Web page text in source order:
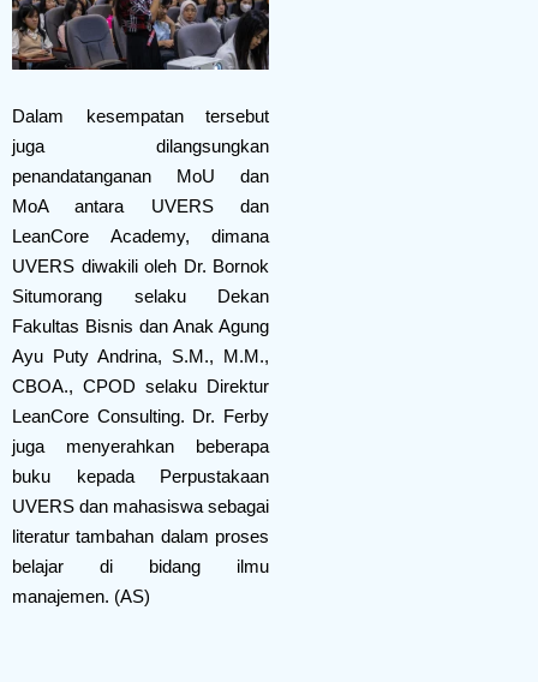
Dalam kesempatan tersebut
juga dilangsungkan
penandatanganan MoU dan
MoA antara UVERS dan
LeanCore Academy, dimana
UVERS diwakili oleh Dr. Bornok
Situmorang selaku Dekan
Fakultas Bisnis dan Anak Agung
Ayu Puty Andrina, S.M., M.M.,
CBOA., CPOD selaku Direktur
LeanCore Consulting. Dr. Ferby
juga menyerahkan beberapa
buku kepada Perpustakaan
UVERS dan mahasiswa sebagai
literatur tambahan dalam proses
belajar di bidang ilmu
manajemen. (AS)